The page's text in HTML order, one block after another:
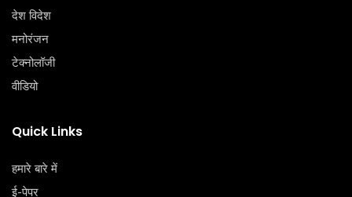
देश विदेश
मनोरंजन
टेक्‍नोलॉजी
वीडियो
Quick Links
हमारे बारे में
ई-पेपर